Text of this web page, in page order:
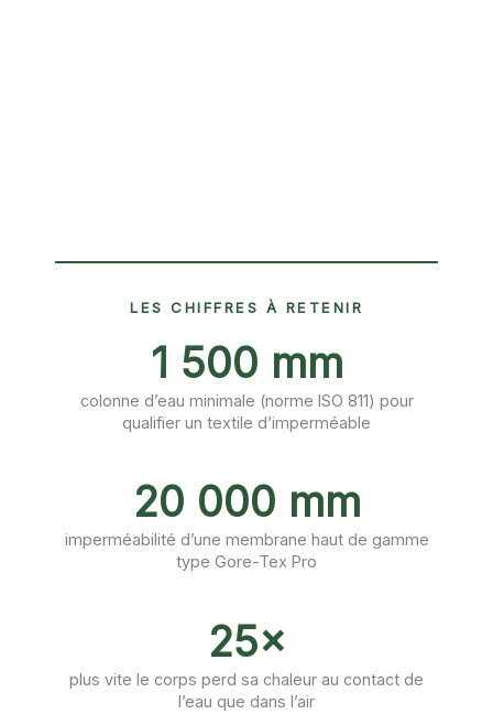
LES CHIFFRES À RETENIR
1 500 mm
colonne d’eau minimale (norme ISO 811) pour
qualifier un textile d’imperméable
20 000 mm
imperméabilité d’une membrane haut de gamme
type Gore-Tex Pro
25×
plus vite le corps perd sa chaleur au contact de
l’eau que dans l’air